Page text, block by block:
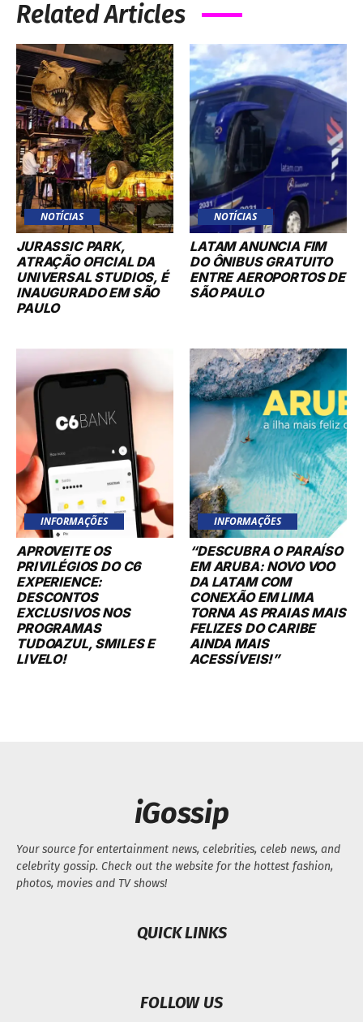
Related Articles
NOTÍCIAS
JURASSIC PARK,
ATRAÇÃO OFICIAL DA
UNIVERSAL STUDIOS, É
INAUGURADO EM SÃO
PAULO
NOTÍCIAS
LATAM ANUNCIA FIM
DO ÔNIBUS GRATUITO
ENTRE AEROPORTOS DE
SÃO PAULO
INFORMAÇÕES
APROVEITE OS
PRIVILÉGIOS DO C6
EXPERIENCE:
DESCONTOS
EXCLUSIVOS NOS
PROGRAMAS
TUDOAZUL, SMILES E
LIVELO!
INFORMAÇÕES
“DESCUBRA O PARAÍSO
EM ARUBA: NOVO VOO
DA LATAM COM
CONEXÃO EM LIMA
TORNA AS PRAIAS MAIS
FELIZES DO CARIBE
AINDA MAIS
ACESSÍVEIS!”
iGossip
Your source for entertainment news, celebrities, celeb news, and
celebrity gossip. Check out the website for the hottest fashion,
photos, movies and TV shows!
QUICK LINKS
FOLLOW US